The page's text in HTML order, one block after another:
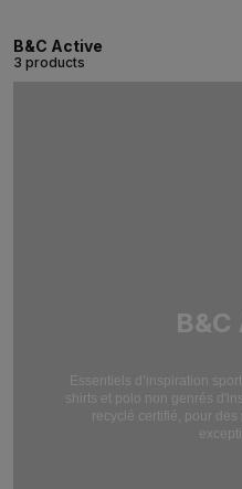
B&C Active
3 products
Essentiels d’inspiration
shirts et polo non genrés
recyclé certifié, pour des